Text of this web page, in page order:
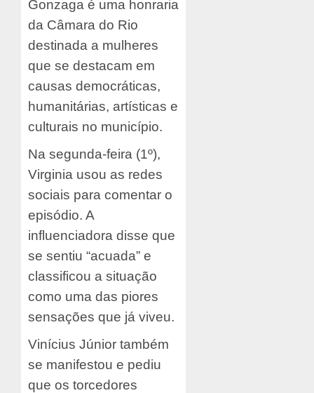
Gonzaga é uma honraria
da Câmara do Rio
destinada a mulheres
que se destacam em
causas democráticas,
humanitárias, artísticas e
culturais no município.
Na segunda-feira (1º),
Virginia usou as redes
sociais para comentar o
episódio. A
influenciadora disse que
se sentiu “acuada” e
classificou a situação
como uma das piores
sensações que já viveu.
Vinícius Júnior também
se manifestou e pediu
que os torcedores